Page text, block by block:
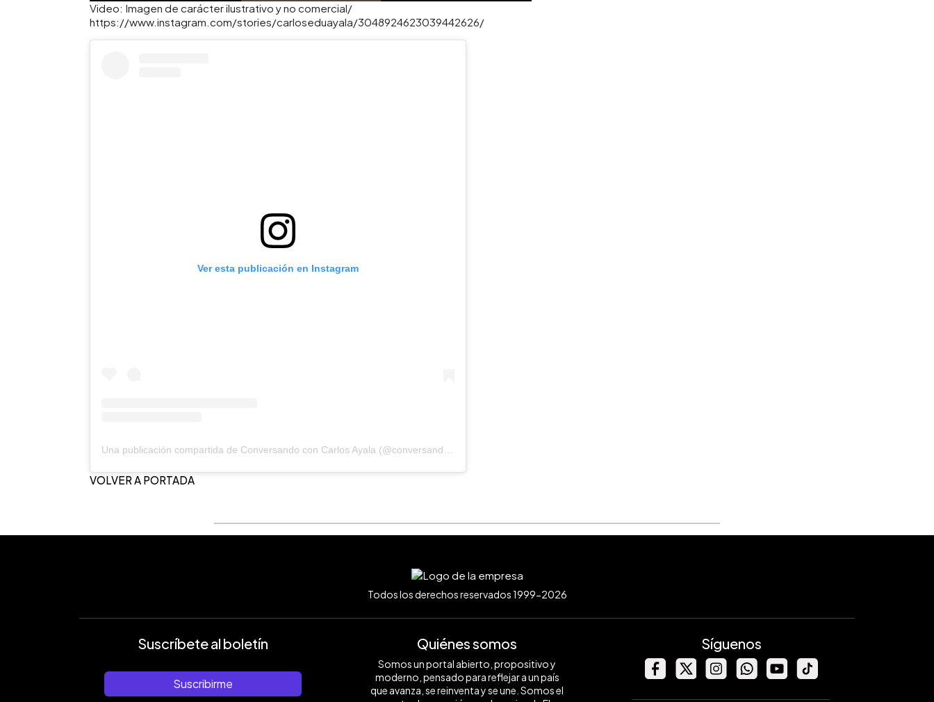
Video: Imagen de carácter ilustrativo y no comercial/
https://www.instagram.com/stories/carloseduayala/3048924623039442626/
Ver esta publicación en Instagram
Una publicación compartida de Conversando con Carlos Ayala (@conversando.tv)
VOLVER A PORTADA
Todos los derechos reservados 1999-2026
Suscríbete al boletín
Suscribirme
Quiénes somos
Somos un portal abierto, propositivo y
moderno, pensado para reflejar a un país
que avanza, se reinventa y se une. Somos el
Síguenos